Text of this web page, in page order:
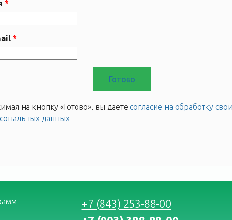
на кнопку «Готово», вы даете согласие на обработку
данных
+7 (843) 253-88-00